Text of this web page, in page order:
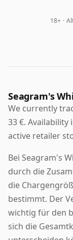
18+ ·
Seagram's
We currently
33 €.
active retailer
Bei Seagram's
durch die
die
bestimmt. Der
wichtig für den
sich die